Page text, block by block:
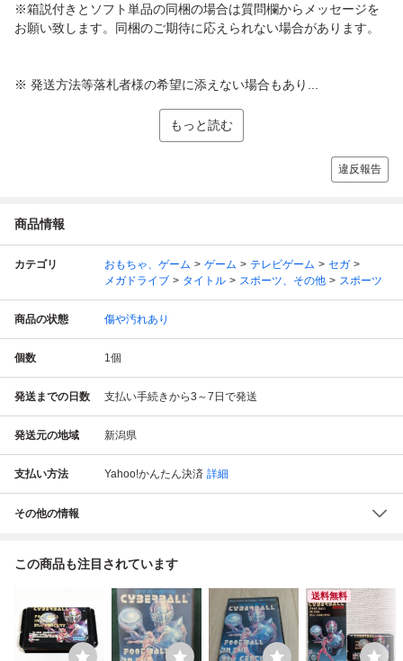
※箱説付きとソフト単品の同梱の場合は質問欄からメッセージを
お願い致します。同梱のご期待に応えられない場合があります。
※ 発送方法等落札者様の希望に添えない場合もあり...
もっと読む
違反報告
商品情報
カテゴリ おもちゃ、ゲーム ゲーム テレビゲーム
セガ
メガドライブ
タイトル スポーツ、その他 スポーツ
商品の状態 傷や汚れあり
個数 1個
発送までの日数 支払い手続きから3～7日で発送
発送元の地域 新潟県
支払い方法 Yahoo!かんたん決済 詳細
その他の情報
この商品も注目されています
送料無料